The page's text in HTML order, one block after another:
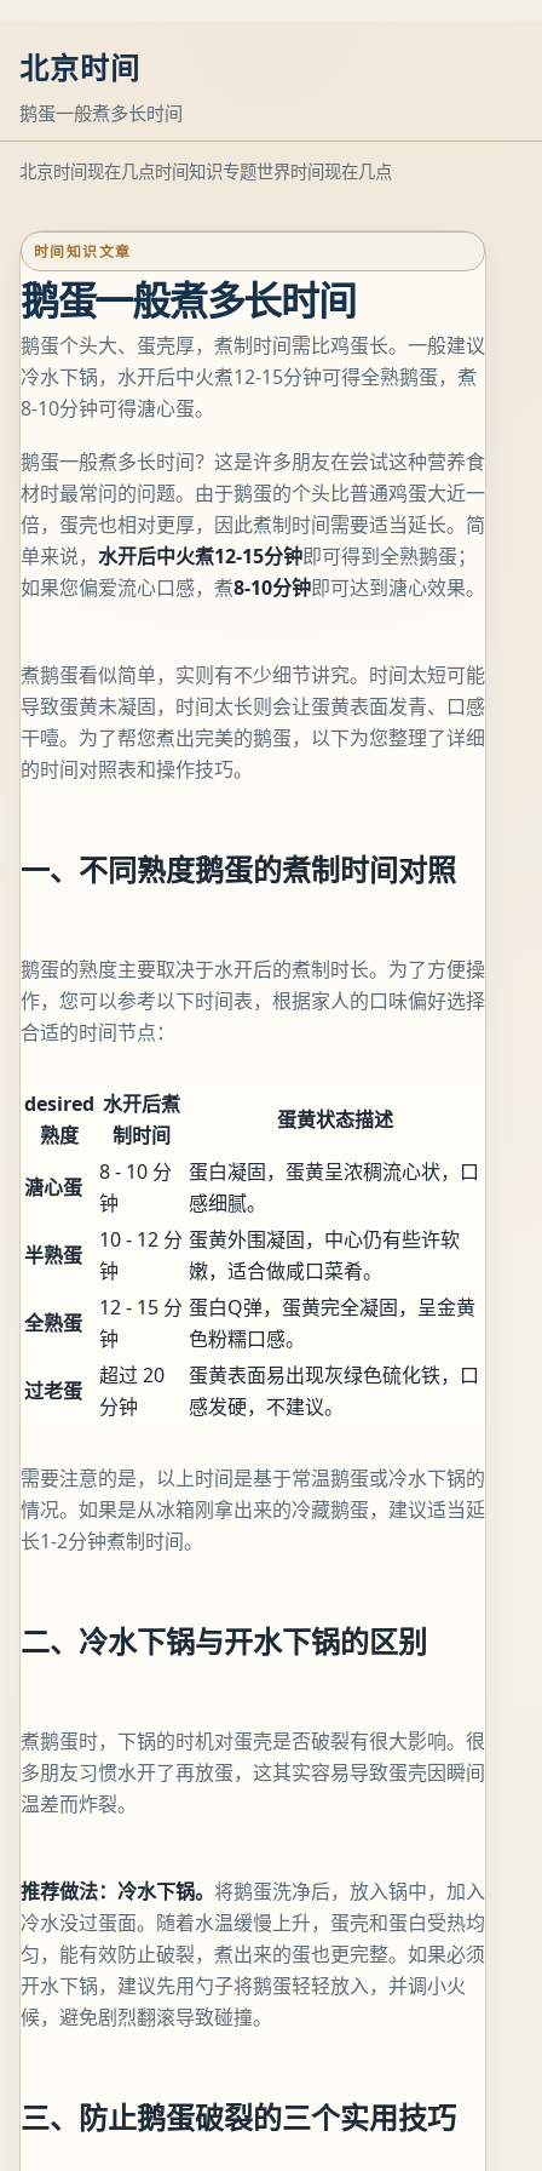
北京时间
鹅蛋一般煮多长时间
北京时间现在几点时间知识专题世界时间现在几点
时间知识文章
鹅蛋一般煮多长时间
鹅蛋个头大、蛋壳厚，煮制时间需比鸡蛋长。一般建议
冷水下锅，水开后中火煮12-15分钟可得全熟鹅蛋，煮
8-10分钟可得溏心蛋。
鹅蛋一般煮多长时间？这是许多朋友在尝试这种营养食
材时最常问的问题。由于鹅蛋的个头比普通鸡蛋大近一
倍，蛋壳也相对更厚，因此煮制时间需要适当延长。简
单来说， 水开后中火煮12-15分钟即可得到全熟鹅蛋；
如果您偏爱流心口感，煮8-10分钟即可达到溏心效果。
煮鹅蛋看似简单，实则有不少细节讲究。时间太短可能
导致蛋黄未凝固，时间太长则会让蛋黄表面发青、口感
干噎。为了帮您煮出完美的鹅蛋，以下为您整理了详细
的时间对照表和操作技巧。
一、不同熟度鹅蛋的煮制时间对照
鹅蛋的熟度主要取决于水开后的煮制时长。为了方便操
作，您可以参考以下时间表，根据家人的口味偏好选择
合适的时间节点：
desired
熟度
水开后煮
制时间
蛋黄状态描述
溏心蛋
8 - 10 分
钟
蛋白凝固，蛋黄呈浓稠流心状，口
感细腻。
半熟蛋
10 - 12 分
钟
蛋黄外围凝固，中心仍有些许软
嫩，适合做咸口菜肴。
全熟蛋
12 - 15 分
钟
蛋白Q弹，蛋黄完全凝固，呈金黄
色粉糯口感。
过老蛋
超过 20
分钟
蛋黄表面易出现灰绿色硫化铁，口
感发硬，不建议。
需要注意的是，以上时间是基于常温鹅蛋或冷水下锅的
情况。如果是从冰箱刚拿出来的冷藏鹅蛋，建议适当延
长1-2分钟煮制时间。
二、冷水下锅与开水下锅的区别
煮鹅蛋时，下锅的时机对蛋壳是否破裂有很大影响。很
多朋友习惯水开了再放蛋，这其实容易导致蛋壳因瞬间
温差而炸裂。
推荐做法：冷水下锅。 将鹅蛋洗净后，放入锅中，加入
冷水没过蛋面。随着水温缓慢上升，蛋壳和蛋白受热均
匀，能有效防止破裂，煮出来的蛋也更完整。如果必须
开水下锅，建议先用勺子将鹅蛋轻轻放入，并调小火
候，避免剧烈翻滚导致碰撞。
三、防止鹅蛋破裂的三个实用技巧